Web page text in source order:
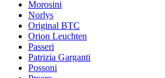
Morosini
Norlys
Original BTC
Orion Leuchten
Passeri
Patrizia Garganti
Possoni